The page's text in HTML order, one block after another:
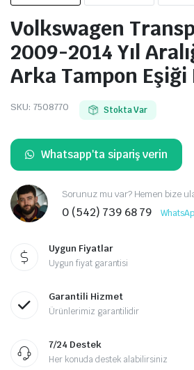
Volkswagen
2009-2014 Yıl
Arka Tampon Eşiği
SKU: 7508770 Stokta Var
Whatsapp'ta sipariş verin
Sorunuz mu var? Hemen bize
0 (542) 739 68 79
Uygun Fiyatlar
Uygun fiyat garantisi
Garantili Hizmet
Ürünlerimiz garantilidir
7/24 Destek
Her konuda destek alabilirsiniz